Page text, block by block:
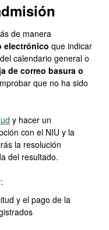
de manera
electrónico que indicar
calendario general o
de correo basura o
que no ha sido
y hacer un
con el NIU y la
la resolución
del resultado.
y el pago de la